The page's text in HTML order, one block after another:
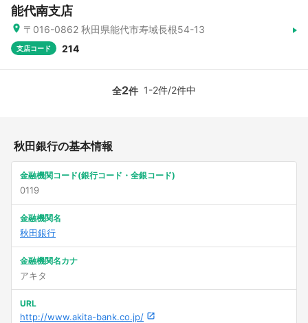
能代南支店
〒016-0862 秋田県能代市寿域長根54-13
支店コード 214
全2件 1-2件/2件中
秋田銀行の基本情報
金融機関コード(銀行コード・全銀コード)
0119
金融機関名
秋田銀行
金融機関名カナ
アキタ
URL
http://www.akita-bank.co.jp/